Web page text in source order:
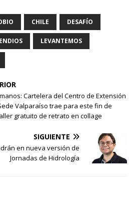
CHILE DESAFÍO
LEVANTEMOS
Cartelera del Centro de Extensión
Valparaíso trae para este fin de
gratuito de retrato en collage
SIGUIENTE
en nueva versión de
Jornadas de Hidrología